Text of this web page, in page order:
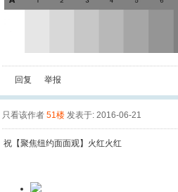
回复 举报
只看该作者 51楼 发表于: 2016-06-21
祝【聚焦纽约面面观】火红火红